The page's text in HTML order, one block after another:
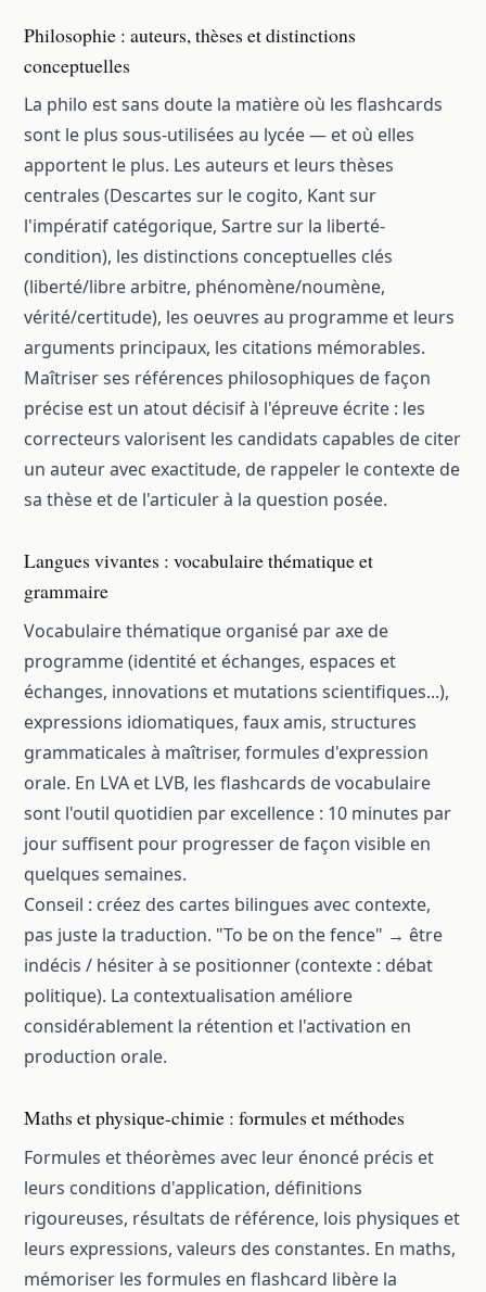
Philosophie : auteurs, thèses et distinctions
conceptuelles
La philo est sans doute la matière où les flashcards
sont le plus sous-utilisées au lycée — et où elles
apportent le plus. Les auteurs et leurs thèses
centrales (Descartes sur le cogito, Kant sur
l'impératif catégorique, Sartre sur la liberté-
condition), les distinctions conceptuelles clés
(liberté/libre arbitre, phénomène/noumène,
vérité/certitude), les oeuvres au programme et leurs
arguments principaux, les citations mémorables.
Maîtriser ses références philosophiques de façon
précise est un atout décisif à l'épreuve écrite : les
correcteurs valorisent les candidats capables de citer
un auteur avec exactitude, de rappeler le contexte de
sa thèse et de l'articuler à la question posée.
Langues vivantes : vocabulaire thématique et
grammaire
Vocabulaire thématique organisé par axe de
programme (identité et échanges, espaces et
échanges, innovations et mutations scientifiques...),
expressions idiomatiques, faux amis, structures
grammaticales à maîtriser, formules d'expression
orale. En LVA et LVB, les flashcards de vocabulaire
sont l'outil quotidien par excellence : 10 minutes par
jour suffisent pour progresser de façon visible en
quelques semaines.
Conseil : créez des cartes bilingues avec contexte,
pas juste la traduction. "To be on the fence" → être
indécis / hésiter à se positionner (contexte : débat
politique). La contextualisation améliore
considérablement la rétention et l'activation en
production orale.
Maths et physique-chimie : formules et méthodes
Formules et théorèmes avec leur énoncé précis et
leurs conditions d'application, définitions
rigoureuses, résultats de référence, lois physiques et
leurs expressions, valeurs des constantes. En maths,
mémoriser les formules en flashcard libère la